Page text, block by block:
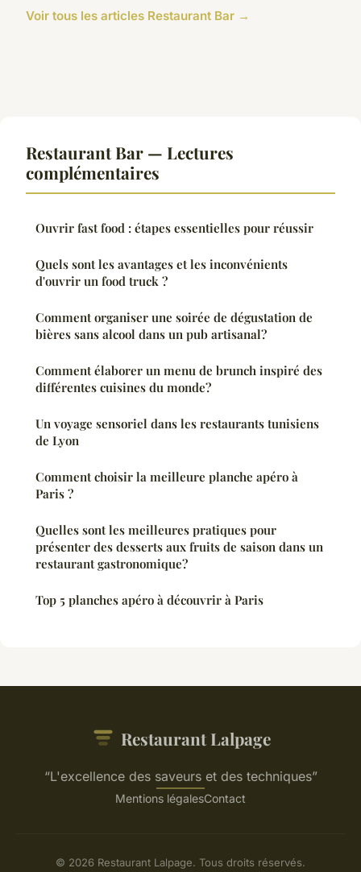
Voir tous les articles Restaurant Bar →
Restaurant Bar — Lectures
complémentaires
Ouvrir fast food : étapes essentielles pour réussir
Quels sont les avantages et les inconvénients
d'ouvrir un food truck ?
Comment organiser une soirée de dégustation de
bières sans alcool dans un pub artisanal?
Comment élaborer un menu de brunch inspiré des
différentes cuisines du monde?
Un voyage sensoriel dans les restaurants tunisiens
de Lyon
Comment choisir la meilleure planche apéro à
Paris ?
Quelles sont les meilleures pratiques pour
présenter des desserts aux fruits de saison dans un
restaurant gastronomique?
Top 5 planches apéro à découvrir à Paris
Restaurant Lalpage
“L'excellence des saveurs et des techniques”
Mentions légalesContact
© 2026 Restaurant Lalpage. Tous droits réservés.